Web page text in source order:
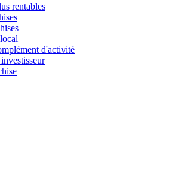
rentables
d'activité